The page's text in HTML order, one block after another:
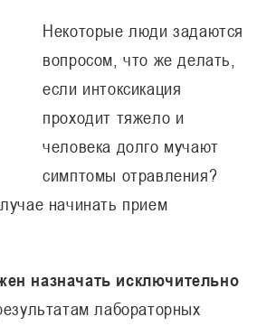
Некоторые люди задаются
вопросом, что же делать,
если интоксикация
проходит тяжело и
человека долго мучают
симптомы отравления?
начинать прием
назначать исключительно
лабораторных